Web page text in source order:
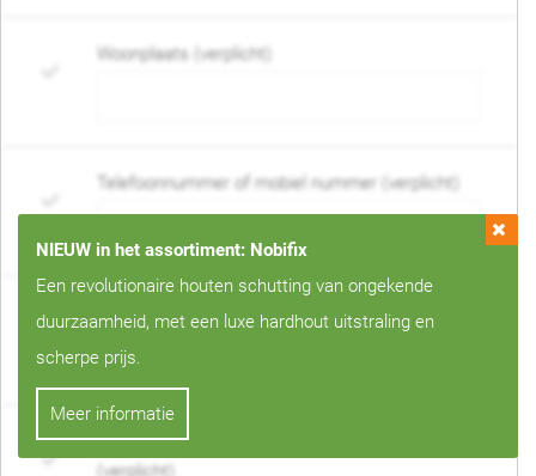
Woonplaats (verplicht)
Telefoonnummer of mobiel nummer (verplicht)
E-mail adres (verplicht)
Wanneer mag de schutting geplaatst worden?
(verplicht)
NIEUW in het assortiment: Nobifix
Een revolutionaire houten schutting van ongekende
duurzaamheid, met een luxe hardhout uitstraling en
scherpe prijs.
Meer informatie